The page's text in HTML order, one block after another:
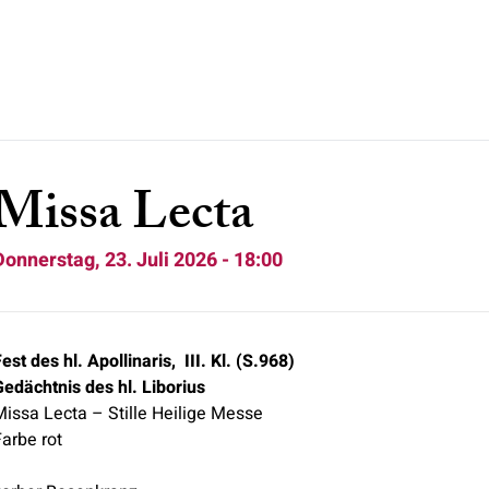
Lecta
23. Juli 2026 - 18:00
des hl. Apollinaris, III. Kl. (S.968)
des hl. Liborius
Lecta – Stille Heilige Messe
rot